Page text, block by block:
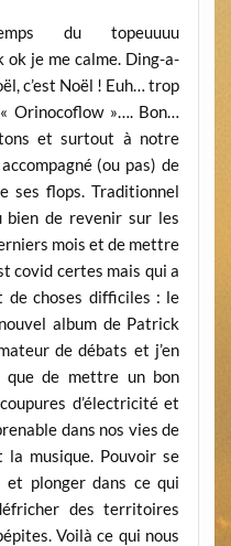
du topeuuuu
je me calme. Ding-a-
c’est Noël ! Euh… trop
Orinocoflow »…. Bon…
et surtout à notre
(ou pas) de
ses flops. Traditionnel
de revenir sur les
mois et de mettre
covid certes mais qui a
de choses difficiles : le
album de Patrick
de débats et j’en
que de mettre un bon
d’électricité et
dans nos vies de
musique. Pouvoir se
et plonger dans ce qui
des territoires
Voilà ce qui nous